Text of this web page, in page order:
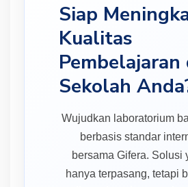
Siap
Kualitas
Pembelajaran
Sekolah
Wujudkan laboratorium
berbasis standar
bersama Gifera. Solusi
hanya terpasang, tetapi